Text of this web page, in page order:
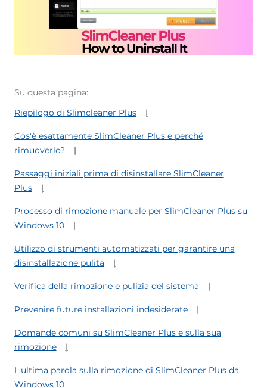
Su questa pagina:
Riepilogo di Slimcleaner Plus
Cos'è esattamente SlimCleaner Plus e perché
rimuoverlo?
Passaggi iniziali prima di disinstallare SlimCleaner
Plus
Processo di rimozione manuale per SlimCleaner Plus su
Windows 10
Utilizzo di strumenti automatizzati per garantire una
disinstallazione pulita
Verifica della rimozione e pulizia del sistema
Prevenire future installazioni indesiderate
Domande comuni su SlimCleaner Plus e sulla sua
rimozione
L'ultima parola sulla rimozione di SlimCleaner Plus da
Windows 10